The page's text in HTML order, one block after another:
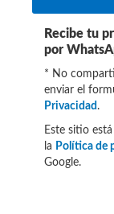
Recibe tu
por
* No
enviar el
Privacidad .
Este sitio
la Política de
Google.